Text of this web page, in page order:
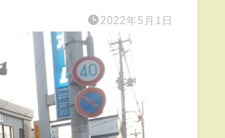
2022年5月1日